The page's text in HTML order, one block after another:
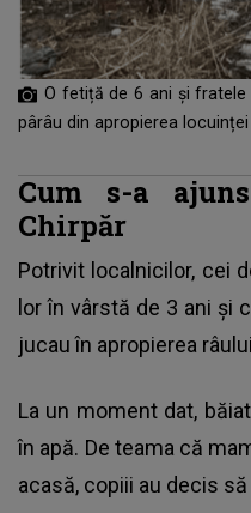
O fetiță de 6 ani și
pârâu din apropierea locuinței
Cum s-a
Chirpăr
Potrivit localnicilor, cei
lor în vârstă de 3 ani și
jucau în apropierea
La un moment dat,
în apă. De teama că
acasă, copiii au decis